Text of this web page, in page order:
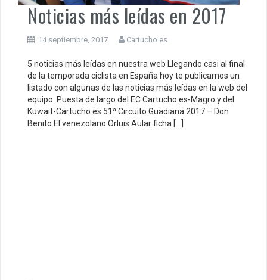
Noticias más leídas en 2017
14 septiembre, 2017 Cartucho.es
5 noticias más leídas en nuestra web Llegando casi al final
de la temporada ciclista en España hoy te publicamos un
listado con algunas de las noticias más leídas en la web del
equipo. Puesta de largo del EC Cartucho.es-Magro y del
Kuwait-Cartucho.es 51ª Circuito Guadiana 2017 – Don
Benito El venezolano Orluis Aular ficha […]